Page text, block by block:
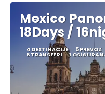
Mexico
18Days /
4 DESTINACIJE 5 PREVOZ
6 TRANSFERI 1